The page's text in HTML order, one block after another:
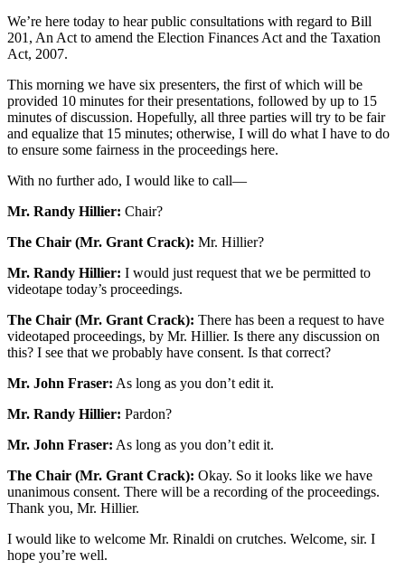
We’re here today to hear public consultations with regard to Bill
201, An Act to amend the Election Finances Act and the Taxation
Act, 2007.
This morning we have six presenters, the first of which will be
provided 10 minutes for their presentations, followed by up to 15
minutes of discussion. Hopefully, all three parties will try to be fair
and equalize that 15 minutes; otherwise, I will do what I have to do
to ensure some fairness in the proceedings here.
With no further ado, I would like to call—
Mr. Randy Hillier: Chair?
The Chair (Mr. Grant Crack): Mr. Hillier?
Mr. Randy Hillier: I would just request that we be permitted to
videotape today’s proceedings.
The Chair (Mr. Grant Crack): There has been a request to have
videotaped proceedings, by Mr. Hillier. Is there any discussion on
this? I see that we probably have consent. Is that correct?
Mr. John Fraser: As long as you don’t edit it.
Mr. Randy Hillier: Pardon?
Mr. John Fraser: As long as you don’t edit it.
The Chair (Mr. Grant Crack): Okay. So it looks like we have
unanimous consent. There will be a recording of the proceedings.
Thank you, Mr. Hillier.
I would like to welcome Mr. Rinaldi on crutches. Welcome, sir. I
hope you’re well.